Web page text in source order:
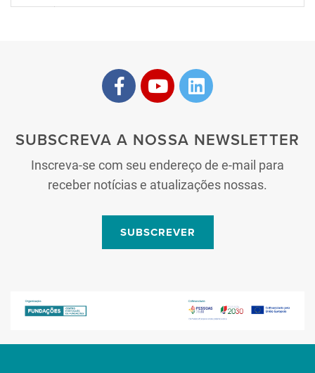
SUBSCREVA A NOSSA NEWSLETTER
Inscreva-se com seu endereço de e-mail para
receber notícias e atualizações nossas.
SUBSCREVER